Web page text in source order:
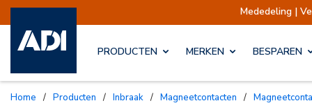
Mededeling |
PRODUCTEN MERKEN BESPAREN
Home / Producten / Inbraak / Magneetcontacten /